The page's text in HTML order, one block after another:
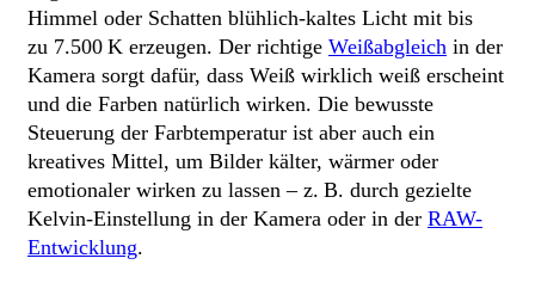
Himmel oder Schatten blühlich-kaltes Licht mit bis
zu 7.500 K erzeugen. Der richtige Weißabgleich in der
Kamera sorgt dafür, dass Weiß wirklich weiß erscheint
und die Farben natürlich wirken. Die bewusste
Steuerung der Farbtemperatur ist aber auch ein
kreatives Mittel, um Bilder kälter, wärmer oder
emotionaler wirken zu lassen – z. B. durch gezielte
Kelvin-Einstellung in der Kamera oder in der RAW-
Entwicklung.